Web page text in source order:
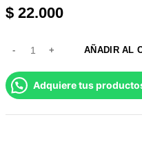
$ 22.000
AÑADIR AL
Adquiere tus